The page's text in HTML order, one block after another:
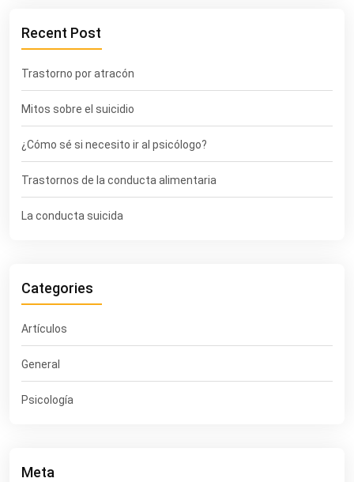
Recent Post
Trastorno por atracón
Mitos sobre el suicidio
¿Cómo sé si necesito ir al psicólogo?
Trastornos de la conducta alimentaria
La conducta suicida
Categories
Artículos
General
Psicología
Meta